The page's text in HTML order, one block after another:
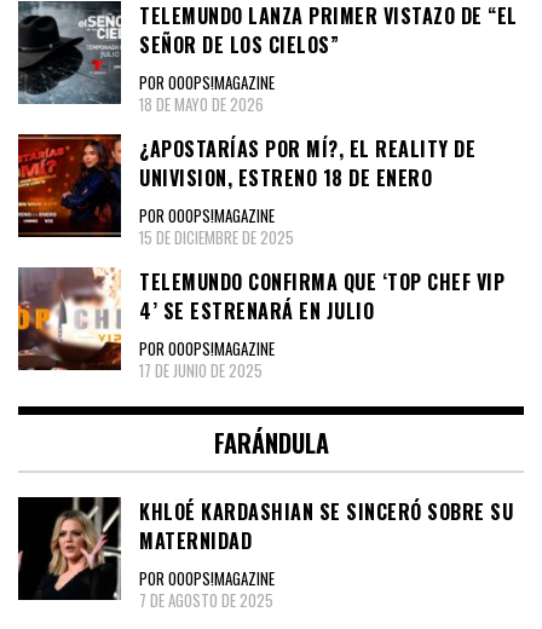
TELEMUNDO LANZA PRIMER VISTAZO DE “EL
SEÑOR DE LOS CIELOS”
POR OOOPS!MAGAZINE
18 DE MAYO DE 2026
¿APOSTARÍAS POR MÍ?, EL REALITY DE
UNIVISION, ESTRENO 18 DE ENERO
POR OOOPS!MAGAZINE
15 DE DICIEMBRE DE 2025
TELEMUNDO CONFIRMA QUE ‘TOP CHEF VIP
4’ SE ESTRENARÁ EN JULIO
POR OOOPS!MAGAZINE
17 DE JUNIO DE 2025
FARÁNDULA
KHLOÉ KARDASHIAN SE SINCERÓ SOBRE SU
MATERNIDAD
POR OOOPS!MAGAZINE
7 DE AGOSTO DE 2025